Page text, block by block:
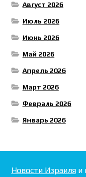
Август 2026
Июль 2026
Июнь 2026
Май 2026
Апрель 2026
Март 2026
Февраль 2026
Январь 2026
Новости Израиляи